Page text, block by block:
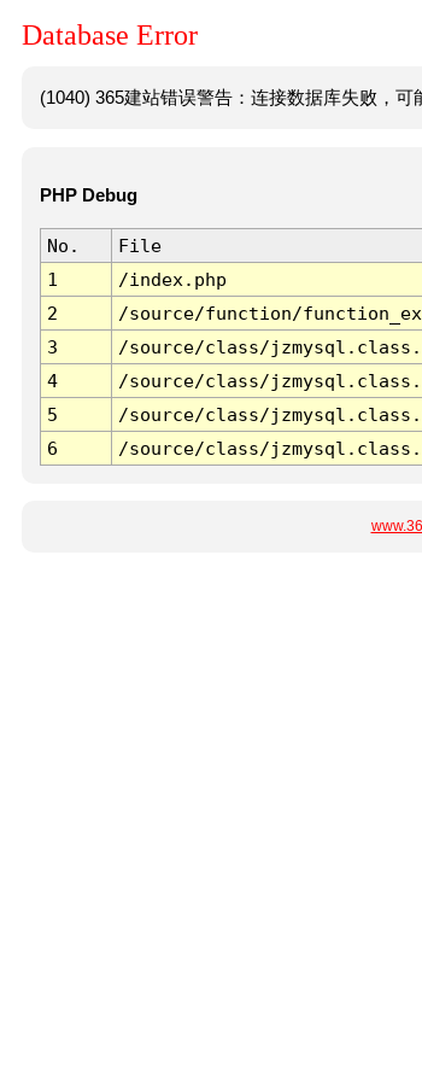
Database Error
(1040) 365建站错误警告：连接数据库失败，
PHP Debug
No. File
1
/index.php
2
/source/function/
3
/source/class/
4
/source/class/
5
/source/class/
6
/source/class/